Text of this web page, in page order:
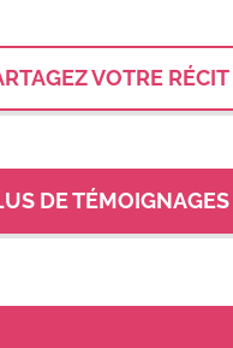
VOTRE RÉCIT
DE TÉMOIGNAGES